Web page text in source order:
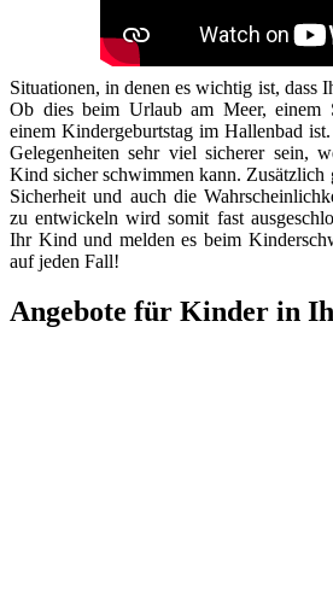
Situationen, in denen es wichtig ist, dass
Ob dies beim Urlaub am Meer, einem
einem Kindergeburtstag im Hallenbad
Gelegenheiten sehr viel sicherer sein,
Kind sicher schwimmen kann.
Sicherheit und auch die
zu entwickeln wird somit fast
Ihr Kind und melden es beim
auf jeden Fall!
Angebote für Kinder in